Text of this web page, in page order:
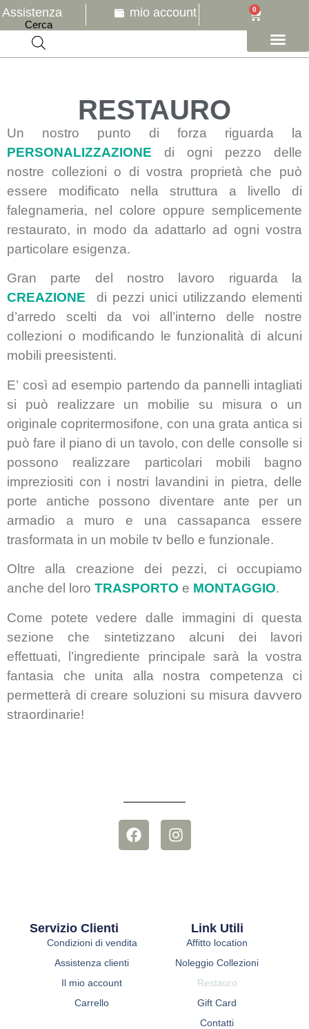
Assistenza mio account 0
Cerca
RESTAURO
Un nostro punto di forza riguarda la
PERSONALIZZAZIONE di ogni pezzo delle
nostre collezioni o di vostra proprietà che può
essere modificato nella struttura a livello di
falegnameria, nel colore oppure semplicemente
restaurato, in modo da adattarlo ad ogni vostra
particolare esigenza.
Gran parte del nostro lavoro riguarda la
CREAZIONE di pezzi unici utilizzando elementi
d’arredo scelti da voi all’interno delle nostre
collezioni o modificando le funzionalità di alcuni
mobili preesistenti.
E’ così ad esempio partendo da pannelli intagliati
si può realizzare un mobilie su misura o un
originale copritermosifone, con una grata antica si
può fare il piano di un tavolo, con delle consolle si
possono realizzare particolari mobili bagno
impreziositi con i nostri lavandini in pietra, delle
porte antiche possono diventare ante per un
armadio a muro e una cassapanca essere
trasformata in un mobile tv bello e funzionale.
Oltre alla creazione dei pezzi, ci occupiamo
anche del loro TRASPORTO e MONTAGGIO.
Come potete vedere dalle immagini di questa
sezione che sintetizzano alcuni dei lavori
effettuati, l’ingrediente principale sarà la vostra
fantasia che unita alla nostra competenza ci
permetterà di creare soluzioni su misura davvero
straordinarie!
Link Utili
Affitto location
Noleggio Collezioni
Restauro
Gift Card
Contatti
Servizio Clienti
Condizioni di vendita
Assistenza clienti
Il mio account
Carrello